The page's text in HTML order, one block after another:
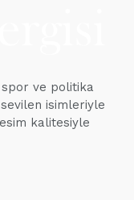
spor ve politika
isimleriyle
kalitesiyle